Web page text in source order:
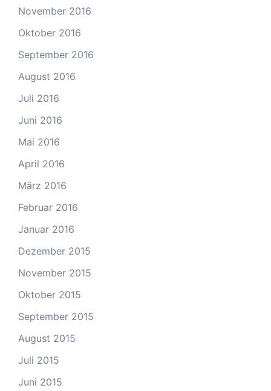
November 2016
Oktober 2016
September 2016
August 2016
Juli 2016
Juni 2016
Mai 2016
April 2016
März 2016
Februar 2016
Januar 2016
Dezember 2015
November 2015
Oktober 2015
September 2015
August 2015
Juli 2015
Juni 2015